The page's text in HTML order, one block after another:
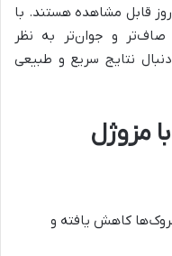
قابل مشاهده هستند. با
و جوان‌تر به نظر
نتایج سریع و طبیعی
مزوژل
کاهش یافته و